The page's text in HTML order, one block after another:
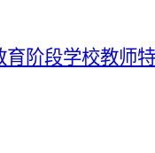
育阶段学校教师